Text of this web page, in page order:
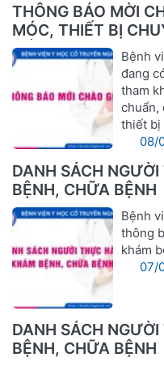
THÔNG BÁO MỜI
MÓC, THIẾT BỊ
TẾ
Bệnh
đang
tham
chuẩn,
thiết bị
08/
DANH SÁCH
BỆNH, CHỮA BỆNH
Bệnh
thông
khám
07/
DANH SÁCH
BỆNH, CHỮA BỆNH